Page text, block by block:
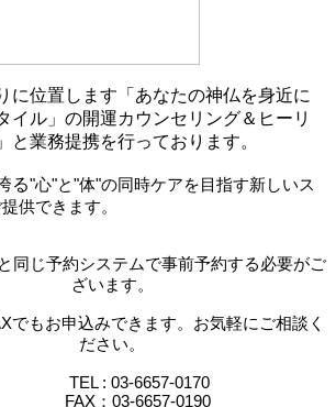
に位置します「あなたの神仏を身近に
イル」の開運カウンセリング＆ヒーリ
と業務提携を行っております。
る"心"と"体"の同時ケアを目指す新しいス
供できます。
同じ予約システムで事前予約する必要がご
ざいます。
でもお申込みできます。お気軽にご相談く
ださい。
: 03-6657-0170
：03-6657-0190